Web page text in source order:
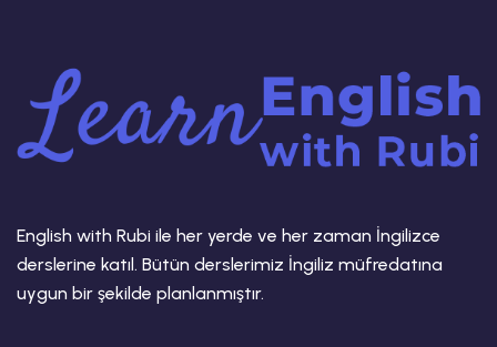
English with Rubi ile her yerde ve her zaman İngilizce
derslerine katıl. Bütün derslerimiz İngiliz müfredatına
uygun bir şekilde planlanmıştır.